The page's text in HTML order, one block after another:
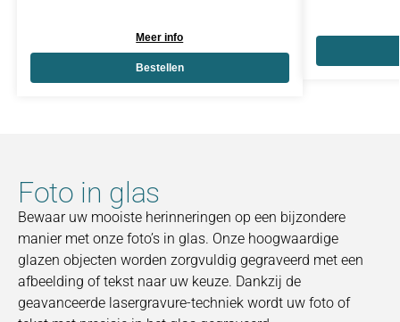
Meer info
Bestellen
Foto in glas
Bewaar uw mooiste herinneringen op een bijzondere
manier met onze foto’s in glas. Onze hoogwaardige
glazen objecten worden zorgvuldig gegraveerd met een
afbeelding of tekst naar uw keuze. Dankzij de
geavanceerde lasergravure-techniek wordt uw foto of